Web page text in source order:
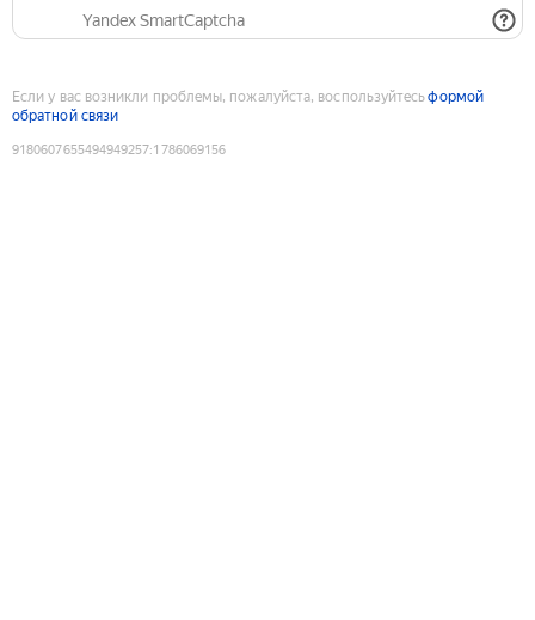
Yandex SmartCaptcha
Если у вас возникли проблемы, пожалуйста, воспользуйтесьформой
обратной связи
9180607655494949257:1786069156